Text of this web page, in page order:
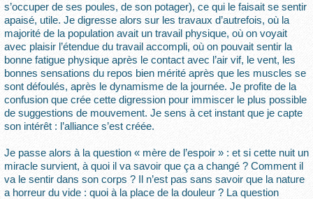
s’occuper de ses poules, de son potager), ce qui le faisait se sentir
apaisé, utile. Je digresse alors sur les travaux d’autrefois, où la
majorité de la population avait un travail physique, où on voyait
avec plaisir l’étendue du travail accompli, où on pouvait sentir la
bonne fatigue physique après le contact avec l’air vif, le vent, les
bonnes sensations du repos bien mérité après que les muscles se
sont défoulés, après le dynamisme de la journée. Je profite de la
confusion que crée cette digression pour immiscer le plus possible
de suggestions de mouvement. Je sens à cet instant que je capte
son intérêt : l’alliance s’est créée.
Je passe alors à la question « mère de l’espoir » : et si cette nuit un
miracle survient, à quoi il va savoir que ça a changé ? Comment il
va le sentir dans son corps ? Il n’est pas sans savoir que la nature
a horreur du vide : quoi à la place de la douleur ? La question